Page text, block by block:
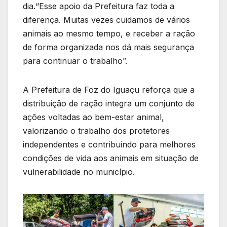
dia.“Esse apoio da Prefeitura faz toda a
diferença. Muitas vezes cuidamos de vários
animais ao mesmo tempo, e receber a ração
de forma organizada nos dá mais segurança
para continuar o trabalho”.
A Prefeitura de Foz do Iguaçu reforça que a
distribuição de ração integra um conjunto de
ações voltadas ao bem-estar animal,
valorizando o trabalho dos protetores
independentes e contribuindo para melhores
condições de vida aos animais em situação de
vulnerabilidade no município.